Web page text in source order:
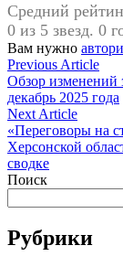
Средний
0 из 5 звезд. 0
Вам нужно
Навигация
по
записям
Previous Article
Обзор изменений
декабрь 2025 года
Next ArticleNext
article:
«Переговоры на
Херсонской
сводке
Поиск
Рубрики